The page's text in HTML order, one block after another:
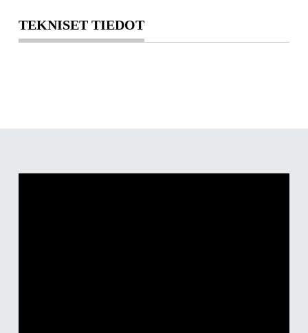
TEKNISET TIEDOT